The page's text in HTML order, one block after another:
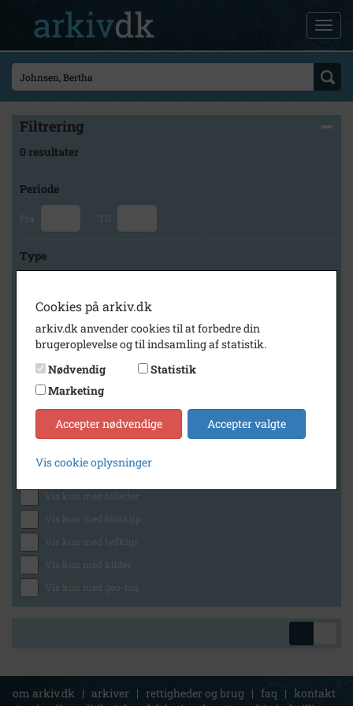
Filtrering
0 resultater
Periode
Fra Til
Type
Arkiv
Stubbekøbing Lokalhistoriske Arkiv
Generelt
Vis kun med billeder
Vis kun med filmklip
Vis kun med lydklip
Vis kun med kilder
Vis kun med geo-tag
om arkiv.dk | arkiver | rettigheder og brug | faq | kontakt
Cookies på arkiv.dk
arkiv.dk anvender cookies til at forbedre din
brugeroplevelse og til indsamling af statistik.
Nødvendig
Statistik
Marketing
Accepter nødvendige Accepter valgte
Vis cookie oplysninger